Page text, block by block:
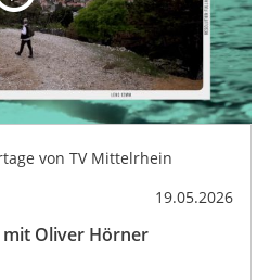
von TV Mittelrhein
19.05.2026
Oliver Hörner